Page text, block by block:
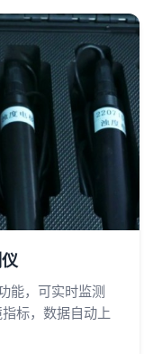
能，可实时监测
标，数据自动上